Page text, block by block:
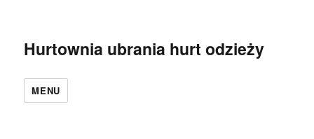
Hurtownia ubrania hurt odzieży
MENU